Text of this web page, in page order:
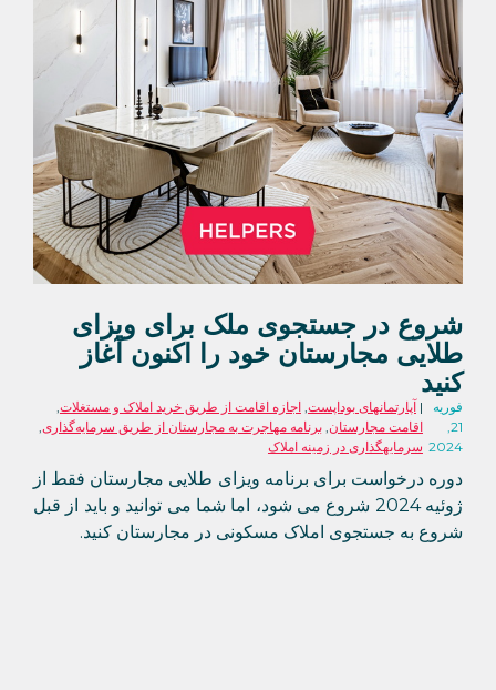
شروع در جستجوی ملک برای ویزای
طلایی مجارستان خود را اکنون آغاز
کنید
فوریه
21,
2024
آپارتمانهای بوداپست,اجازه اقامت از طریق خرید املاک و مستغلات,
اقامت مجارستان,برنامه مهاجرت به مجارستان از طریق سرمایه‌گذاری,
سرمایهگذاری در زمینه املاک
دوره درخواست برای برنامه ویزای طلایی مجارستان فقط از
ژوئیه 2024 شروع می شود، اما شما می توانید و باید از قبل
شروع به جستجوی املاک مسکونی در مجارستان کنید.